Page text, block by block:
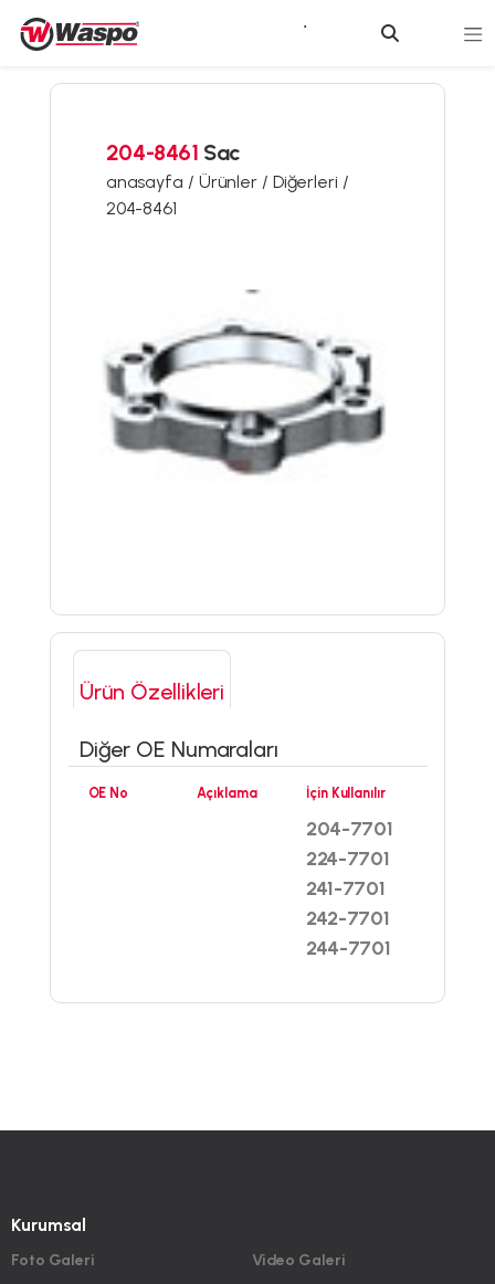
204-8461 Sac
anasayfa / Ürünler / Diğerleri /
204-8461
Ürün Özellikleri
Diğer OE Numaraları
OE No Açıklama İçin Kullanılır
204-7701
224-7701
241-7701
242-7701
244-7701
Kurumsal
Foto Galeri
Video Galeri